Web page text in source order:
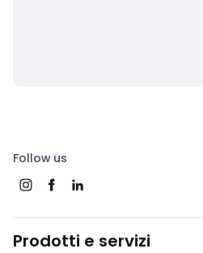
Follow us
Prodotti e servizi